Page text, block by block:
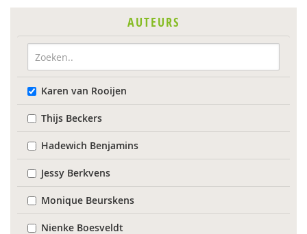
AUTEURS
Karen van Rooijen
Thijs Beckers
Hadewich Benjamins
Jessy Berkvens
Monique Beurskens
Nienke Boesveldt